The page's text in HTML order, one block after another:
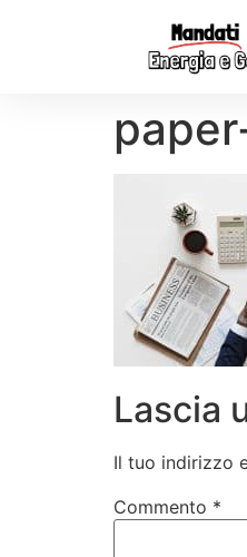
Lascia
Il tuo indirizzo
Commento *